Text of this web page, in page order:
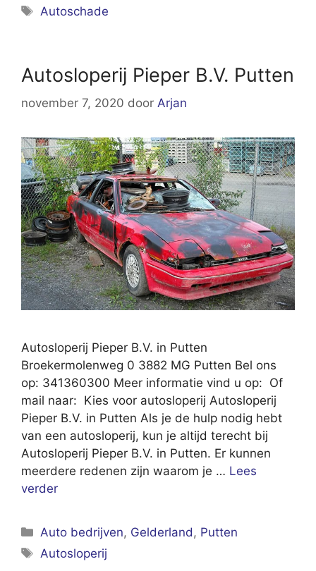
Tags
Autoschade
Autosloperij Pieper B.V. Putten
november 7, 2020 door Arjan
Autosloperij Pieper B.V. in Putten
Broekermolenweg 0 3882 MG Putten Bel ons
op: 341360300 Meer informatie vind u op: Of
mail naar: Kies voor autosloperij Autosloperij
Pieper B.V. in Putten Als je de hulp nodig hebt
van een autosloperij, kun je altijd terecht bij
Autosloperij Pieper B.V. in Putten. Er kunnen
meerdere redenen zijn waarom je … Lees
verder
Categorieën
Auto bedrijven, Gelderland, Putten
Tags
Autosloperij